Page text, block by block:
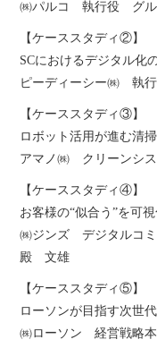
㈱パルコ 執行役 グ
【ケーススタディ②】
SCにおけるデジタル化
ピーディーシー㈱
【ケーススタディ③】
ロボット活用が進む清
アマノ㈱ クリーンシ
【ケーススタディ④】
お客様の“似合う”を可
㈱ジンズ デジタルコ
殿 文雄
【ケーススタディ⑤】
ローソンが目指す次世
㈱ローソン 経営戦略本